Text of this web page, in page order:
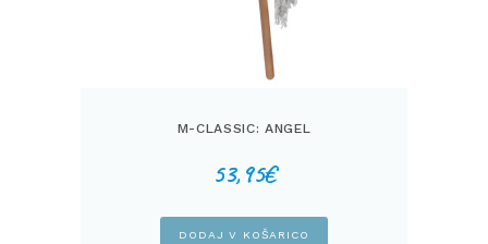
M-CLASSIC: ANGEL
53,95€
DODAJ V KOŠARICO